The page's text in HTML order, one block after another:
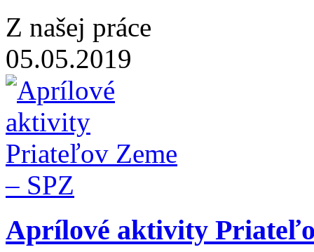
Z našej práce
05.05.2019
Aprílové aktivity